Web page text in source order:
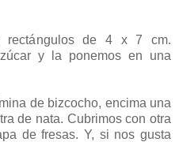
rectángulos de 4 x 7 cm.
y la ponemos en una
de bizcocho, encima una
de nata. Cubrimos con otra
de fresas. Y, si nos gusta